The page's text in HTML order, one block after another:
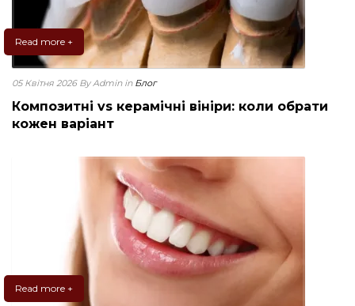
Read more +
05 Квітня 2026 By Admin in Блог
Композитні vs керамічні вініри: коли обрати
кожен варіант
Read more +